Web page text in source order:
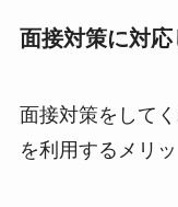
面接対策に対
面接対策をして
を利用するメリッ